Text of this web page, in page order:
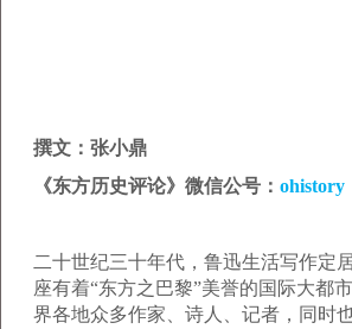
撰文：张小鼎
《东方历史评论》微信公号： ohistory
二十世纪三十年代，鲁迅生活写作定
座有着“东方之巴黎”美誉的国际大都
界各地众多作家、诗人、记者，同时